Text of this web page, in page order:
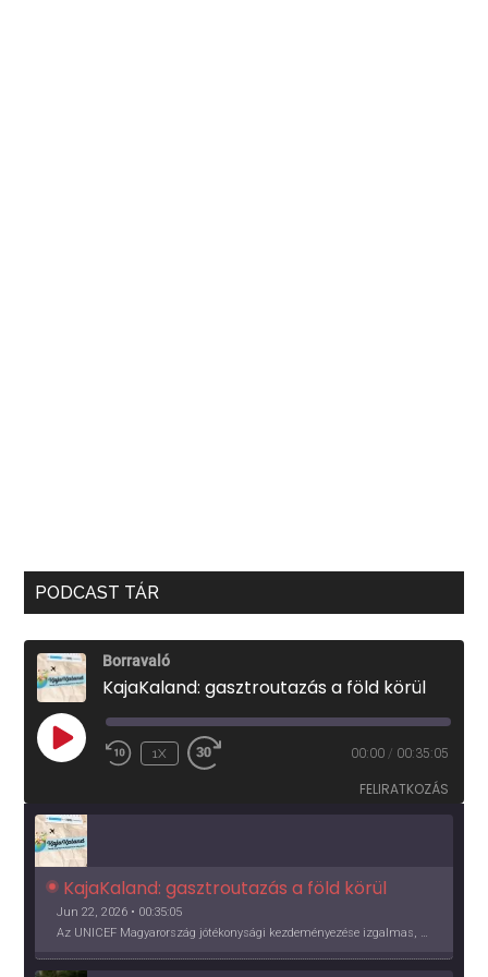
PODCAST TÁR
Borravaló
KajaKaland: gasztroutazás a föld körül
PLAY
EPISODE
1X 00:00 / 00:35:05
FELIRATKOZÁS
KajaKaland: gasztroutazás a föld körül
Jun 22, 2026 • 00:35:05
Az UNICEF Magyarország jótékonysági kezdeményezése izgalmas, egész éves világkörüli ízutazásra hív, igazi családi program és gasztroedukáció, illetve segítség a rászorulóknak is egyben.